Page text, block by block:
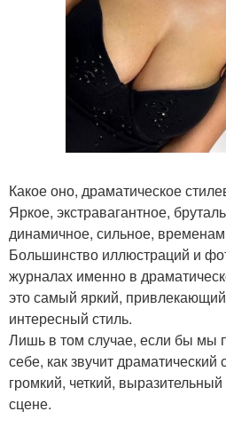
Какое оно, драматическое
Яркое, экстравагантное,
динамичное, сильное,
Большинство иллюстраций и
журналах именно в
это самый яркий,
интересный стиль.
Лишь в том случае, если бы мы
себе, как звучит драматический
громкий, четкий, выразительный
сцене.